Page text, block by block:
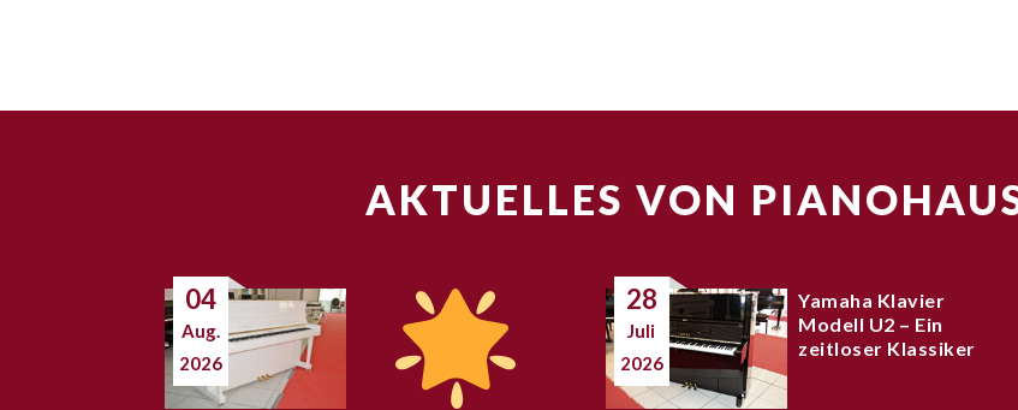
AKTUELLES VON
04
Aug.
2026
28
Juli
2026
Yamaha Klavier
Modell U2 – Ein
zeitloser Klassiker